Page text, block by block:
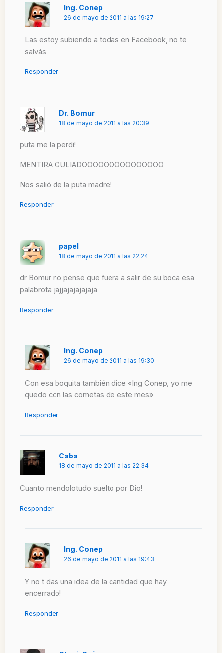
Ing. Conep
26 de mayo de 2011 a las 19:27
Las estoy subiendo a todas en Facebook, no te
salvás
Responder
Dr. Bomur
18 de mayo de 2011 a las 20:39
puta me la perdi!
MENTIRA CULIADOOOOOOOOOOOOOOO
Nos salió de la puta madre!
Responder
papel
18 de mayo de 2011 a las 22:24
dr Bomur no pense que fuera a salir de su boca esa
palabrota jajjajajajajaja
Responder
Ing. Conep
26 de mayo de 2011 a las 19:30
Con esa boquita también dice «Ing Conep, yo me
quedo con las cometas de este mes»
Responder
Caba
18 de mayo de 2011 a las 22:34
Cuanto mendolotudo suelto por Dio!
Responder
Ing. Conep
26 de mayo de 2011 a las 19:43
Y no t das una idea de la cantidad que hay
encerrado!
Responder